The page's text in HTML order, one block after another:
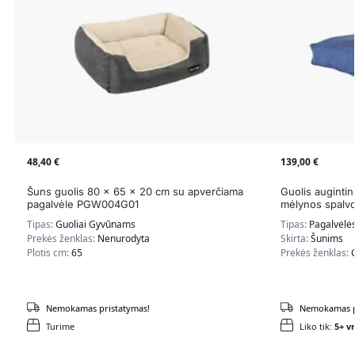
48,40€
Šuns guolis 80 x 65 x 20 cm su apverčiama
pagalvėle PGW004G01
Tipas:Guoliai Gyvūnams
Prekės ženklas: Nenurodyta
Plotis cm:65
Turime
Nemokamas pristatymas!
139,00€
Guolis
mėlynos
Tipas:
Skirta:Šunims
Prekės ženklas:
Liko tik: 5+
Nemokamas